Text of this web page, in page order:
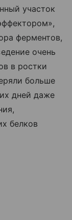
участок
ферментов,
очень
в ростки
больше
дней даже
белков